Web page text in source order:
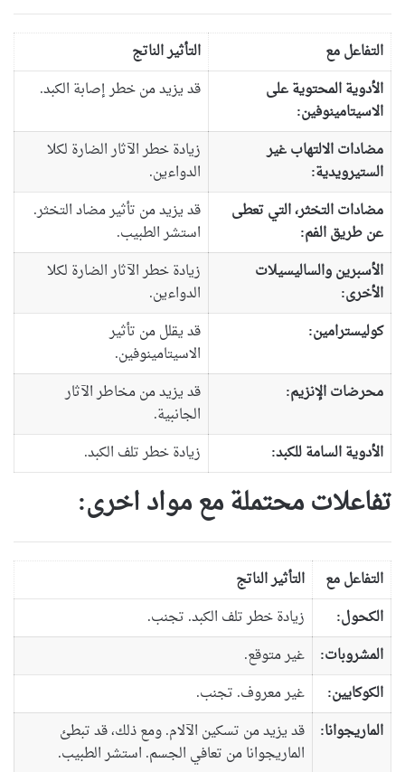
التفاعل مع
التأثير الناتج
الأدوية المحتوية على
الاسيتامينوفين:
قد يزيد من خطر إصابة الكبد.
مضادات الالتهاب غير
الستيرويدية:
زيادة خطر الآثار الضارة لكلا
الدواءين.
مضادات التخثر، التي تعطى
عن طريق الفم:
قد يزيد من تأثير مضاد التخثر.
استشر الطبيب.
الأسبرين والساليسيلات
الأخرى:
زيادة خطر الآثار الضارة لكلا
الدواءين.
كوليسترامين:
قد يقلل من تأثير
الاسيتامينوفين.
محرضات الإنزيم:
قد يزيد من مخاطر الآثار
الجانبية.
الأدوية السامة للكبد:
زيادة خطر تلف الكبد.
تفاعلات محتملة مع مواد اخرى:
التفاعل مع
التأثير الناتج
الكحول:
زيادة خطر تلف الكبد. تجنب.
المشروبات:
غير متوقع.
الكوكايين:
غير معروف. تجنب.
الماريجوانا:
قد يزيد من تسكين الآلام. ومع ذلك، قد تبطئ
الماريجوانا من تعافي الجسم. استشر الطبيب.